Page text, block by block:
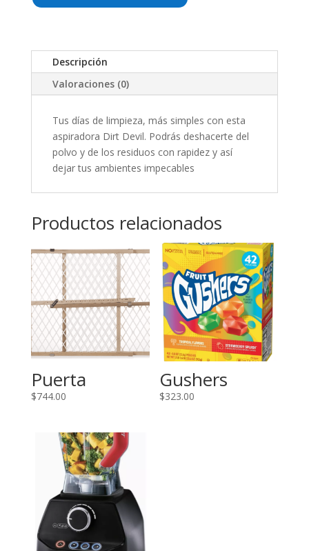
Descripción
Valoraciones (0)
Tus días de limpieza, más simples con esta
aspiradora Dirt Devil. Podrás deshacerte del
polvo y de los residuos con rapidez y así
dejar tus ambientes impecables
Productos relacionados
Puerta
$744.00
Gushers
$323.00